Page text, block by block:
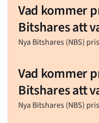
Vad kommer
Bitshares att
Nya Bitshares (NBS)
Vad kommer
Bitshares att
Nya Bitshares (NBS)